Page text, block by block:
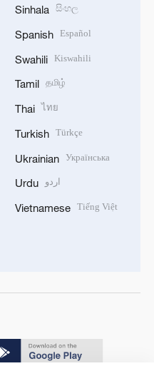
Sinhala සිංහල
Spanish Español
Swahili Kiswahili
Tamil தமிழ்
Thai ไทย
Turkish Türkçe
Ukrainian Українська
Urdu اردو
Vietnamese Tiếng Việt